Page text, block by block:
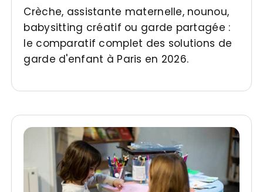
Crèche, assistante maternelle, nounou,
babysitting créatif ou garde partagée :
le comparatif complet des solutions de
garde d'enfant à Paris en 2026.